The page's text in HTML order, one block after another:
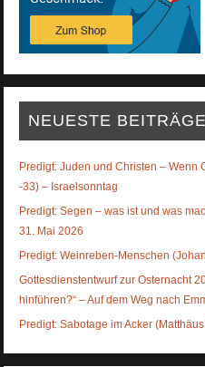
NEUESTE BEITRÄGE
Predigt: Juden und Christen – Wenn
-33) – Israelsonntag
Predigt: Segen – was ist und was
31. Mai 2026
Predigt: Weinreben-Menschen
Gottesdienstentwurf zur Osternacht
hinführen?“ – Auf dem Weg nach
Predigt: Sabotage im Acker